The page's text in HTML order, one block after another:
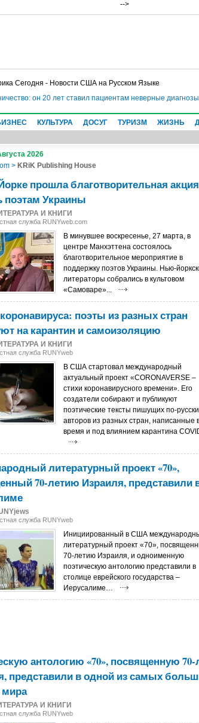
-->
Сегодня - Новости США на Русском Языке
он 20 лет ставил пациентам неверные диагнозы и
КУЛЬТУРА ДОСУГ ТУРИЗМ ЖИЗНЬ
2026
> KRiK Publishing House
прошла благотворительная
Украины
И КНИГИ
служба RUNYweb.com
В минувшее воскресенье, 27 марта, в
центре Манхэттена состоялось
благотворительное мероприятие в
поддержку поэтов Украины. Нью-
литераторы собрались в культовом
«Самоваре»...
поэты из разных стран
на карантин и самоизоляцию
И КНИГИ
служба RUNYweb
В США стартовал международный
актуальный проект «CORONAVERSE –
стихи коронавирусного времени». Его
создатели собирают и публикуют
поэтические тексты пишущих по-русски
авторов из разных стран, написанные
время и под влиянием карантина
литературный проект «70»,
70-летию Израиля, представили
служба RUNYweb
Инициированный в США
литературный проект «70»,
70-летию Израиля, и одноименную
поэтическую антологию представили в
столице еврейского государства –
Иерусалиме…
антологию «70», посвященную
представили в одной из самых
мира
И КНИГИ
служба RUNYweb